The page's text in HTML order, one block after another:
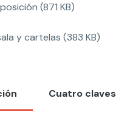
(871 KB)
y cartelas (383 KB)
Cuatro claves